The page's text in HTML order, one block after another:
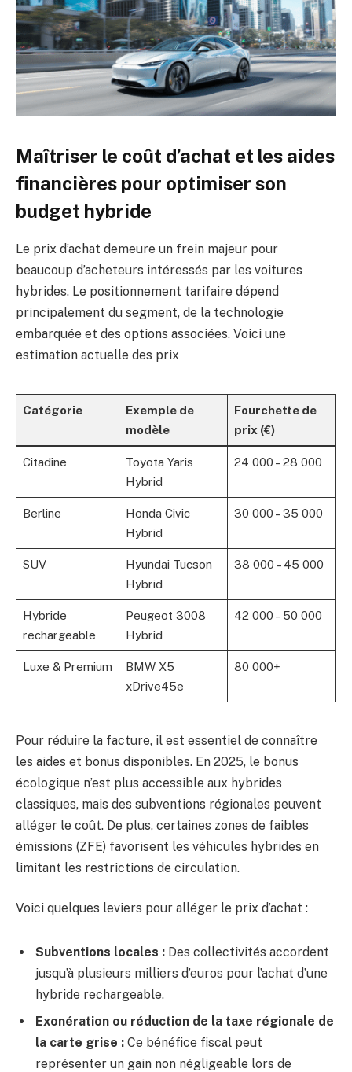
Maîtriser le coût d’achat et les aides
financières pour optimiser son
budget hybride
Le prix d’achat demeure un frein majeur pour
beaucoup d’acheteurs intéressés par les voitures
hybrides. Le positionnement tarifaire dépend
principalement du segment, de la technologie
embarquée et des options associées. Voici une
estimation actuelle des prix
Catégorie
Exemple de
modèle
Fourchette de
prix (€)
Citadine
Toyota Yaris
Hybrid
24 000 – 28 000
Berline
Honda Civic
Hybrid
30 000 – 35 000
SUV
Hyundai Tucson
Hybrid
38 000 – 45 000
Hybride
rechargeable
Peugeot 3008
Hybrid
42 000 – 50 000
Luxe & Premium
BMW X5
xDrive45e
80 000+
Pour réduire la facture, il est essentiel de connaître
les aides et bonus disponibles. En 2025, le bonus
écologique n’est plus accessible aux hybrides
classiques, mais des subventions régionales peuvent
alléger le coût. De plus, certaines zones de faibles
émissions (ZFE) favorisent les véhicules hybrides en
limitant les restrictions de circulation.
Voici quelques leviers pour alléger le prix d’achat :
Subventions locales : Des collectivités accordent
jusqu’à plusieurs milliers d’euros pour l’achat d’une
hybride rechargeable.
Exonération ou réduction de la taxe régionale de
la carte grise : Ce bénéfice fiscal peut
représenter un gain non négligeable lors de